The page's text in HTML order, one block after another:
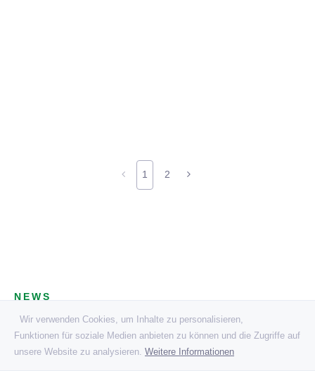
Wir verwenden Cookies, um Inhalte zu personalisieren,
Funktionen für soziale Medien anbieten zu können und die Zugriffe auf
unsere Website zu analysieren. Weitere Informationen
1 2
NEWS
News Variante 1